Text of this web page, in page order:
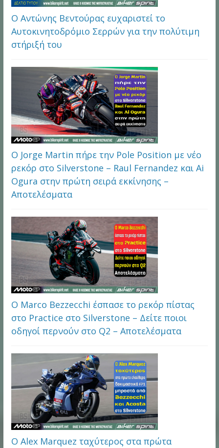
Ο Αντώνης Βεντούρας ευχαριστεί το
Αυτοκινητοδρόμιο Σερρών για την πολύτιμη
στήριξή του
Ο Jorge Martin πήρε την Pole Position με νέο
ρεκόρ στο Silverstone – Raul Fernandez και Ai
Ogura στην πρώτη σειρά εκκίνησης –
Αποτελέσματα
Ο Marco Bezzecchi έσπασε το ρεκόρ πίστας
στο Practice στο Silverstone – Δείτε ποιοι
οδηγοί περνούν στο Q2 – Αποτελέσματα
Ο Alex Marquez ταχύτερος στα πρώτα